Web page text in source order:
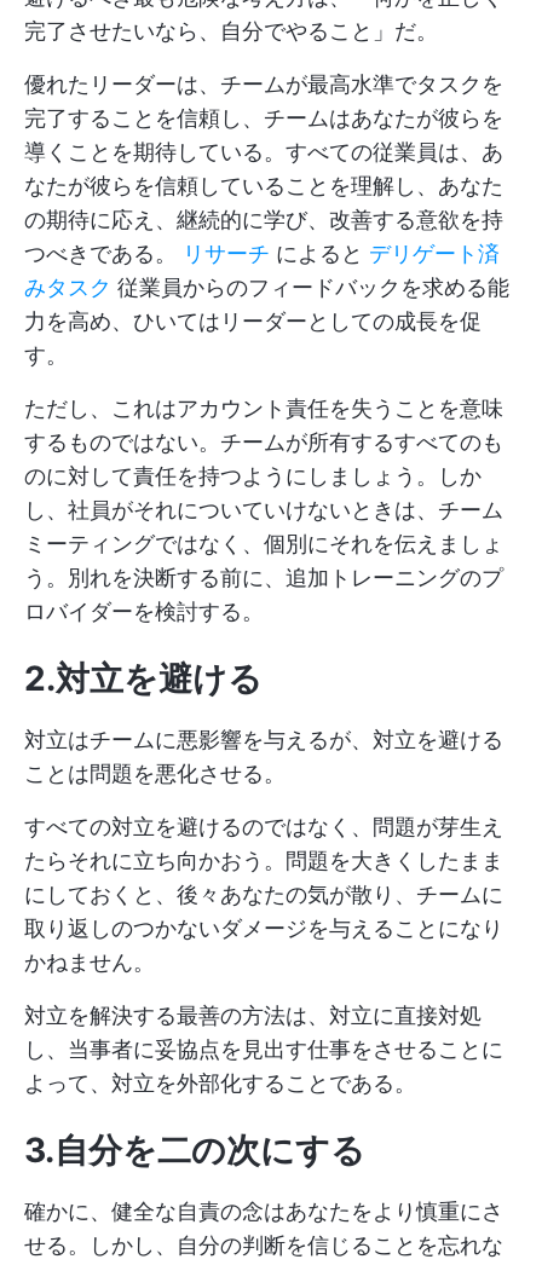
完了させたいなら、自分でやること」だ。
優れたリーダーは、チームが最高水準でタスクを
完了することを信頼し、チームはあなたが彼らを
導くことを期待している。すべての従業員は、あ
なたが彼らを信頼していることを理解し、あなた
の期待に応え、継続的に学び、改善する意欲を持
つべきである。
リサーチ によると デリゲート済
みタスク 従業員からのフィードバックを求める能
力を高め、ひいてはリーダーとしての成長を促
す。
ただし、これはアカウント責任を失うことを意味
するものではない。チームが所有するすべてのも
のに対して責任を持つようにしましょう。しか
し、社員がそれについていけないときは、チーム
ミーティングではなく、個別にそれを伝えましょ
う。別れを決断する前に、追加トレーニングのプ
ロバイダーを検討する。
2.対立を避ける
対立はチームに悪影響を与えるが、対立を避ける
ことは問題を悪化させる。
すべての対立を避けるのではなく、問題が芽生え
たらそれに立ち向かおう。問題を大きくしたまま
にしておくと、後々あなたの気が散り、チームに
取り返しのつかないダメージを与えることになり
かねません。
対立を解決する最善の方法は、対立に直接対処
し、当事者に妥協点を見出す仕事をさせることに
よって、対立を外部化することである。
3.自分を二の次にする
確かに、健全な自責の念はあなたをより慎重にさ
せる。しかし、自分の判断を信じることを忘れな